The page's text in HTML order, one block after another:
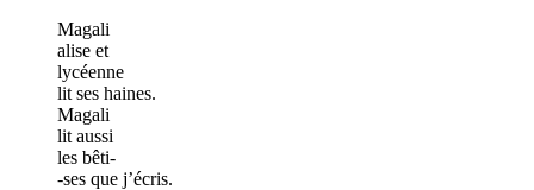
Magali
alise et
lycéenne
lit ses haines.
Magali
lit aussi
les bêti-
-ses que j’écris.